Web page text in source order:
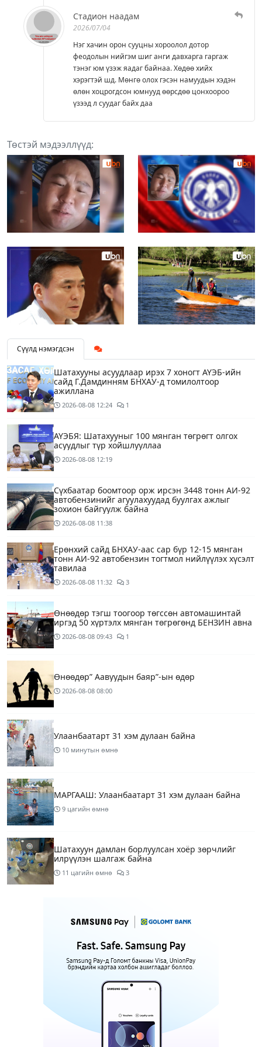
Стадион наадам
2026/07/04
Нэг хачин орон сууцны хороолол дотор
фeодолын нийгэм шиг анги давхарга гаргаж
тэнэг юм үзэж яадаг байнаа. Хөдөө хийх
хэрэгтэй шд. Мөнгө олох гэсэн намуудын хэдэн
өлөн хоцрогдсон юмнууд өөрсдөө цонхоороо
үзээд л суудаг байх даа
Төстэй мэдээллүүд:
Сүүлд нэмэгдсэн
Шатахууны асуудлаар ирэх 7 хоногт АҮЭБ-ийн
сайд Г.Дамдинням БНХАУ-д томилолтоор
ажиллана
2026-08-08 12:24 1
АҮЭБЯ: Шатахууныг 100 мянган төгрөгт олгох
асуудлыг түр хойшлууллаа
2026-08-08 12:19
Сүхбаатар боомтоор орж ирсэн 3448 тонн АИ-92
автобензинийг агуулахуудад буулгах ажлыг
зохион байгуулж байна
2026-08-08 11:38
Ерөнхий сайд БНХАУ-аас сар бүр 12-15 мянган
тонн АИ-92 автобензин тогтмол нийлүүлэх хүсэлт
тавилаа
2026-08-08 11:32 3
Өнөөдөр тэгш тоогоор төгссөн автомашинтай
иргэд 50 хүртэлх мянган төгрөгөнд БЕНЗИН авна
2026-08-08 09:43 1
Өнөөдөр” Аавуудын баяр”-ын өдөр
2026-08-08 08:00
Улаанбаатарт 31 хэм дулаан байна
10 минутын өмнө
МАРГААШ: Улаанбаатарт 31 хэм дулаан байна
9 цагийн өмнө
Шатахуун дамлан борлуулсан хоёр зөрчлийг
илрүүлэн шалгаж байна
11 цагийн өмнө 3
урьдчилсан төлөв
Шатахуун дамлаж байгаа асуудалд ТЕГ-аас
холбогдох мэдээллийн дагуу шалгалтын
ажиллагааг эрчимжүүлж байна
Аялал жуулчлалын компанийн автомашинуудыг
ШТС-ууд хязгаарлалтгүйгээр шатахуун олгох
боломжоор хангана